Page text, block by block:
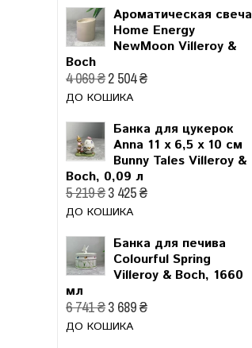
Ароматическая свеча
Home Energy
NewMoon Villeroy &
Boch
4 069 ₴2 504 ₴
ДО КОШИКА
Банка для цукерок
Anna 11 x 6,5 x 10 см
Bunny Tales Villeroy &
Boch, 0,09 л
5 219 ₴3 425 ₴
ДО КОШИКА
Банка для печива
Colourful Spring
Villeroy & Boch, 1660
мл
6 741 ₴3 689 ₴
ДО КОШИКА